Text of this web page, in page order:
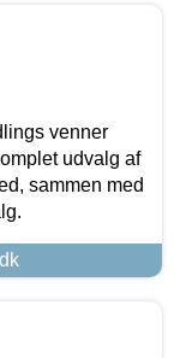
venner
udvalg af
sammen med